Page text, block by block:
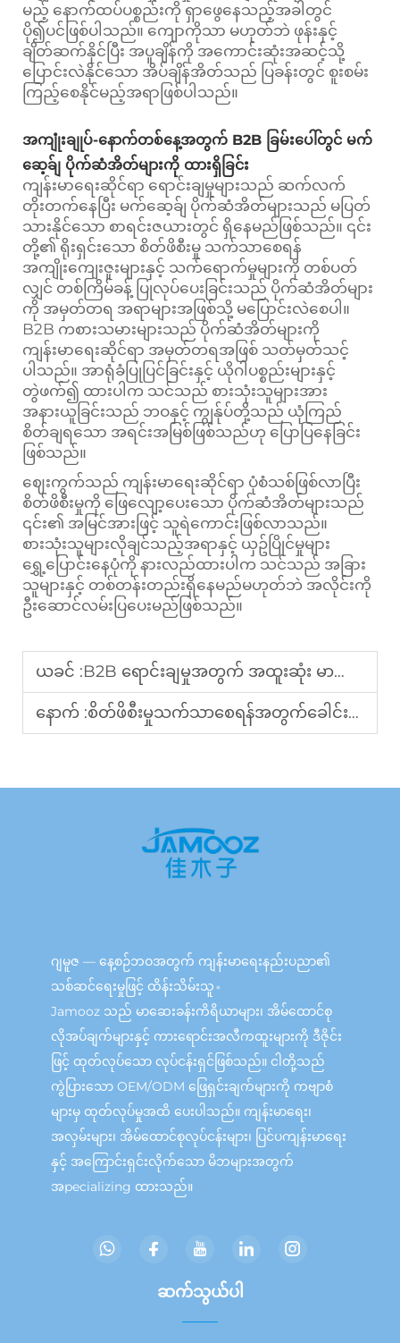
မည့် နောက်ထပ်ပစ္စည်းကို ရှာဖွေနေသည့်အခါတွင်
ပို၍ပင်ဖြစ်ပါသည်။ ကျောကိုသာ မဟုတ်ဘဲ ဖုန်းနှင့်
ချိတ်ဆက်နိုင်ပြီး အပူချိန်ကို အကောင်းဆုံးအဆင့်သို့
ပြောင်းလဲနိုင်သော အိပ်ချိန်အိတ်သည် ပြခန်းတွင် စူးစမ်း
ကြည့်စေနိုင်မည့်အရာဖြစ်ပါသည်။
အကျုံးချုပ်-နောက်တစ်နေ့အတွက် B2B ခြမ်းပေါ်တွင် မက်
ဆေ့ခ်ျ ပိုက်ဆံအိတ်များကို ထားရှိခြင်း
ကျန်းမာရေးဆိုင်ရာ ရောင်းချမှုများသည် ဆက်လက်
တိုးတက်နေပြီး မက်ဆေ့ခ်ျ ပိုက်ဆံအိတ်များသည် မပြတ်
သားနိုင်သော စာရင်းဇယားတွင် ရှိနေမည်ဖြစ်သည်။ ၎င်း
တို့၏ ရိုးရှင်းသော စိတ်ဖိစီးမှု သက်သာစေရန်
အကျိုးကျေးဇူးများနှင့် သက်ရောက်မှုများကို တစ်ပတ်
လျှင် တစ်ကြိမ်ခန့် ပြုလုပ်ပေးခြင်းသည် ပိုက်ဆံအိတ်များ
ကို အမှတ်တရ အရာများအဖြစ်သို့ မပြောင်းလဲစေပါ။
B2B ကစားသမားများသည် ပိုက်ဆံအိတ်များကို
ကျန်းမာရေးဆိုင်ရာ အမှတ်တရအဖြစ် သတ်မှတ်သင့်
ပါသည်။ အာရုံခံပြုပြင်ခြင်းနှင့် ယိုဂါပစ္စည်းများနှင့်
တွဲဖက်၍ ထားပါက သင်သည် စားသုံးသူများအား
အနားယူခြင်းသည် ဘဝနှင့် ကျွန်ုပ်တို့သည် ယုံကြည်
စိတ်ချရသော အရင်းအမြစ်ဖြစ်သည်ဟု ပြောပြနေခြင်း
ဖြစ်သည်။
ဈေးကွက်သည် ကျန်းမာရေးဆိုင်ရာ ပုံစံသစ်ဖြစ်လာပြီး
စိတ်ဖိစီးမှုကို ဖြေလျော့ပေးသော ပိုက်ဆံအိတ်များသည်
၎င်း၏ အမြင်အားဖြင့် သူရဲကောင်းဖြစ်လာသည်။
စားသုံးသူများလိုချင်သည့်အရာနှင့် ယှဥ်ပြိုင်မှုများ
ရွှေ့ပြောင်းနေပုံကို နားလည်ထားပါက သင်သည် အခြား
သူများနှင့် တစ်တန်းတည်းရှိနေမည်မဟုတ်ဘဲ အလိုင်းကို
ဦးဆောင်လမ်းပြပေးမည်ဖြစ်သည်။
ယခင် :B2B ရောင်းချမှုအတွက် အထူးဆုံး မာဆေးကိရိယာများ: ၂၀၂၅ ခုနှစ်တွင် ဒီသူများအား လေ့လာဖို့ လိုအပ်သည့် ထူးခြားချက်များ
နောက် :စိတ်ဖိစီးမှုသက်သာစေရန်အတွက်ခေါင်းကိုနှိပ်ပေးသည့်စက်များ- B2B အခွင့်အလမ်းတိုးတက်လာခြင်း
ဂျမူဇ — နေ့စဉ်ဘဝအတွက် ကျန်းမာရေးနည်းပညာ၏
သစ်ဆင်ရေးမှုဖြင့် ထိန်းသိမ်းသူ。
Jamooz သည် မာဆေးခန်းကိရိယာများ၊ အိမ်ထောင်စု
လိုအပ်ချက်များနှင့် ကားရောင်းအလီကထူးများကို ဒီဇိုင်း
ဖြင့် ထုတ်လုပ်သော လုပ်ငန်းရှင်ဖြစ်သည်။ ငါတို့သည်
ကွဲပြားသော OEM/ODM ဖြေရှင်းချက်များကို ကဗျာစံ
များမှ ထုတ်လုပ်မှုအထိ ပေးပါသည်။ ကျန်းမာရေး၊
အလှမ်းများ၊ အိမ်ထောင်စုလုပ်ငန်းများ၊ ပြင်ပကျန်းမာရေး
နှင့် အကြောင်းရှင်းလိုက်သော မိဘများအတွက်
အpecializing ထားသည်။
ဆက်သွယ်ပါ